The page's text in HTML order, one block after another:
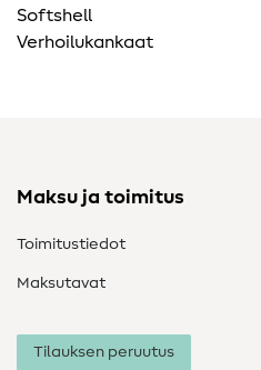
Softshell
Verhoilukankaat
Maksu ja toimitus
Toimitustiedot
Maksutavat
Tilauksen peruutus